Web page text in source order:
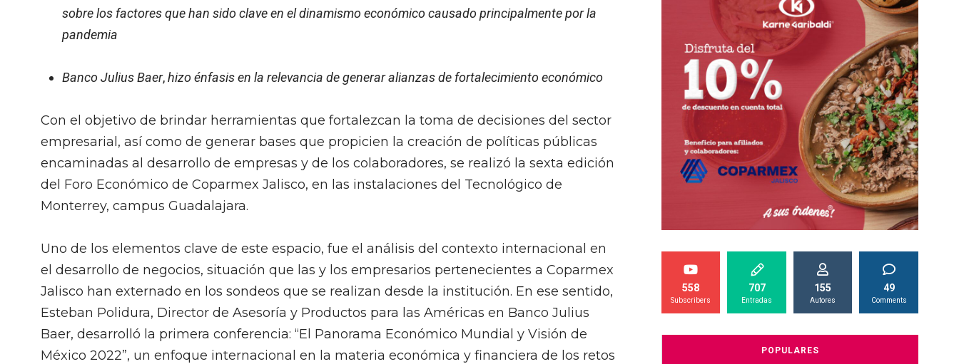
sobre los factores que han sido clave en el dinamismo económico causado principalmente por la
pandemia
Banco Julius Baer,hizo énfasis en la relevancia de generar alianzas de fortalecimiento económico
Con el objetivo de brindar herramientas que fortalezcan la toma de decisiones del sector
empresarial, así como de generar bases que propicien la creación de políticas públicas
encaminadas al desarrollo de empresas y de los colaboradores, se realizó la sexta edición
del Foro Económico de Coparmex Jalisco, en las instalaciones del Tecnológico de
Monterrey, campus Guadalajara.
Uno de los elementos clave de este espacio, fue el análisis del contexto internacional en
el desarrollo de negocios, situación que las y los empresarios pertenecientes a Coparmex
Jalisco han externado en los sondeos que se realizan desde la institución. En ese sentido,
Esteban Polidura, Director de Asesoría y Productos para las Américas en Banco Julius
Baer, desarrolló la primera conferencia: “El Panorama Económico Mundial y Visión de
México 2022”, un enfoque internacional en la materia económica y financiera de los retos
558
Subscribers
707
Entradas
155
Autores
49
Comments
POPULARES